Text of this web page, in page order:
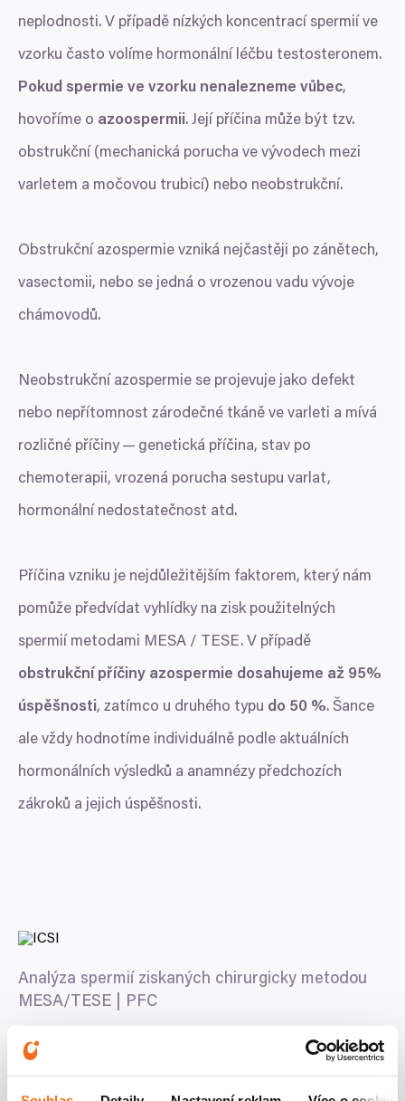
neplodnosti. V případě nízkých koncentrací spermií ve
vzorku často volíme hormonální léčbu testosteronem.
Pokud spermie ve vzorku nenalezneme vůbec,
hovoříme o azoospermii. Její příčina může být tzv.
obstrukční (mechanická porucha ve vývodech mezi
varletem a močovou trubicí) nebo neobstrukční.
Obstrukční azospermie vzniká nejčastěji po zánětech,
vasectomii, nebo se jedná o vrozenou vadu vývoje
chámovodů.
Neobstrukční azospermie se projevuje jako defekt
nebo nepřítomnost zárodečné tkáně ve varleti a mívá
rozličné příčiny — genetická příčina, stav po
chemoterapii, vrozená porucha sestupu varlat,
hormonální nedostatečnost atd.
Příčina vzniku je nejdůležitějším faktorem, který nám
pomůže předvídat vyhlídky na zisk použitelných
spermií metodami MESA / TESE. V případě
obstrukční příčiny azospermie dosahujeme až 95%
úspěšnosti, zatímco u druhého typu do 50 %. Šance
ale vždy hodnotíme individuálně podle aktuálních
hormonálních výsledků a anamnézy předchozích
zákroků a jejich úspěšnosti.
Analýza spermií ziskaných chirurgicky metodou
MESA/ TESE PFC